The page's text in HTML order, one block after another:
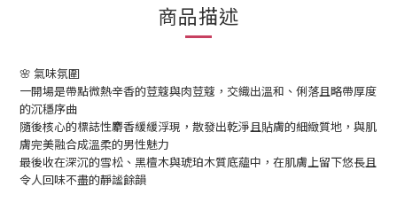
商品描述
🌸 氣味氛圍
一開場是帶點微熱辛香的荳蔻與肉荳蔻，交織出溫和、俐落且略帶厚度
的沉穩序曲
隨後核心的標誌性麝香緩緩浮現，散發出乾淨且貼膚的細緻質地，與肌
膚完美融合成溫柔的男性魅力
最後收在深沉的雪松、黑檀木與琥珀木質底蘊中，在肌膚上留下悠長且
令人回味不盡的靜謐餘韻